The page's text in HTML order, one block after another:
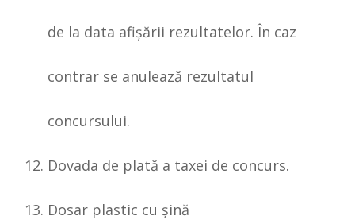
de la data afişării rezultatelor. În caz
contrar se anulează rezultatul
concursului.
Dovada de plată a taxei de concurs.
Dosar plastic cu şină